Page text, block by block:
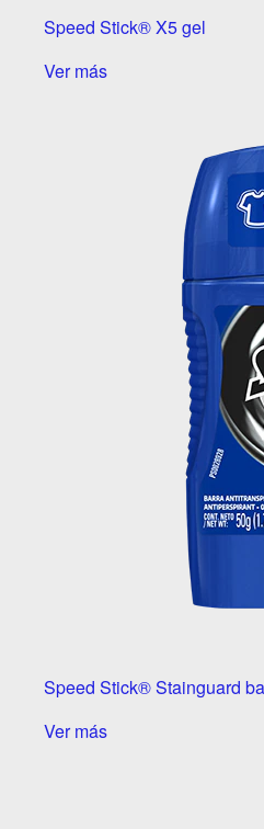
Speed Stick® X5 gel
Ver más
Speed Stick® Stainguard
Ver más